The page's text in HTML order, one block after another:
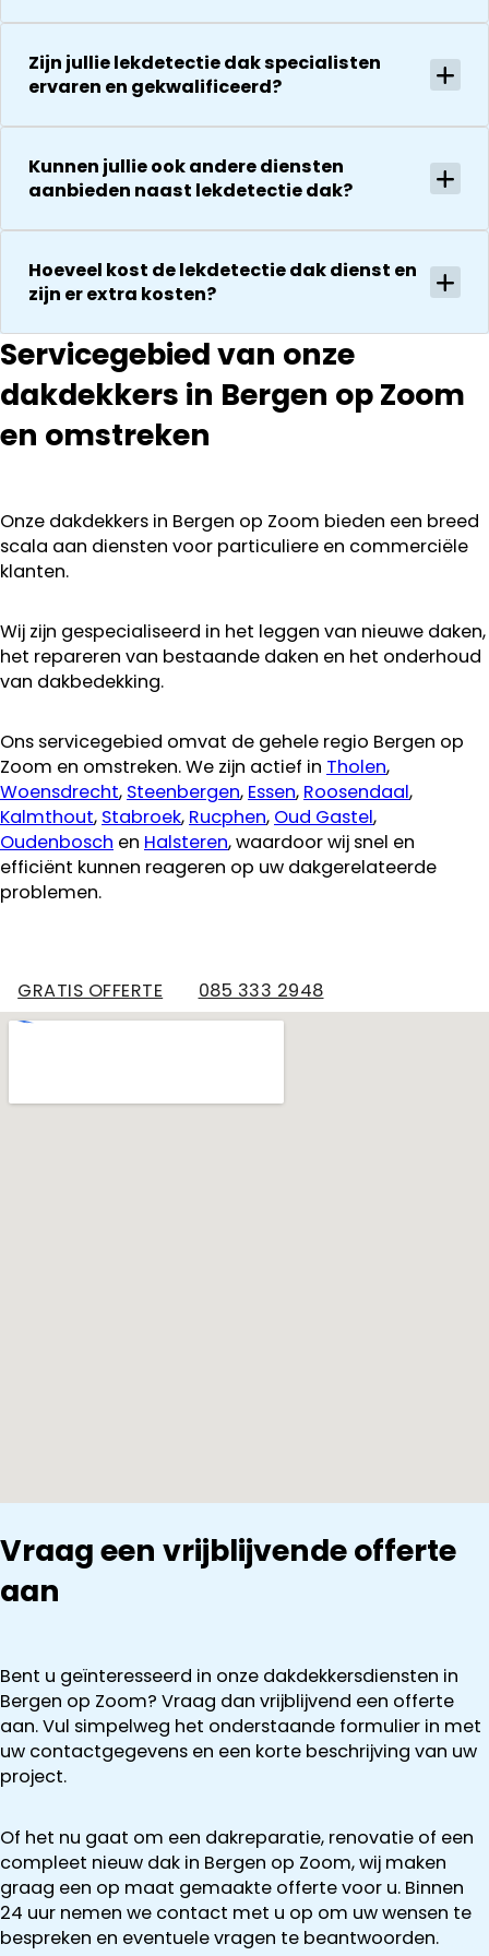
Het is nog
steeds
droog!!! Dus
sterren review
waard door
en snelle
onverwachte
zaken die ze
vakkundig
gerepareerd
kosten. Maar
ook dan
communeren
transparant.
aanraden.
Zijn jullie lekdetectie dak specialisten
ervaren en gekwalificeerd?
Kunnen jullie ook andere diensten
aanbieden naast lekdetectie dak?
Hoeveel kost de lekdetectie dak dienst en
zijn er extra kosten?
Servicegebied van onze
dakdekkers in Bergen op Zoom
en omstreken
Onze dakdekkers in Bergen op Zoom bieden een breed
scala aan diensten voor particuliere en commerciële
klanten.
Wij zijn gespecialiseerd in het leggen van nieuwe daken,
het repareren van bestaande daken en het onderhoud
van dakbedekking.
Ons servicegebied omvat de gehele regio Bergen op
Zoom en omstreken. We zijn actief in Tholen,
Woensdrecht, Steenbergen, Essen, Roosendaal,
Kalmthout, Stabroek, Rucphen, Oud Gastel,
Oudenbosch en Halsteren, waardoor wij snel en
efficiënt kunnen reageren op uw dakgerelateerde
problemen.
GRATIS OFFERTE 085 333 2948
Vraag een vrijblijvende offerte
aan
Bent u geïnteresseerd in onze dakdekkersdiensten in
Bergen op Zoom? Vraag dan vrijblijvend een offerte
aan. Vul simpelweg het onderstaande formulier in met
uw contactgegevens en een korte beschrijving van uw
project.
Of het nu gaat om een dakreparatie, renovatie of een
compleet nieuw dak in Bergen op Zoom, wij maken
graag een op maat gemaakte offerte voor u. Binnen
24 uur nemen we contact met u op om uw wensen te
bespreken en eventuele vragen te beantwoorden.